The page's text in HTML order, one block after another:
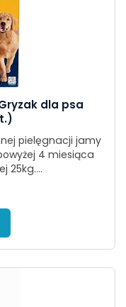
dla psa
pielęgnacji jamy
4 miesiąca
25kg....